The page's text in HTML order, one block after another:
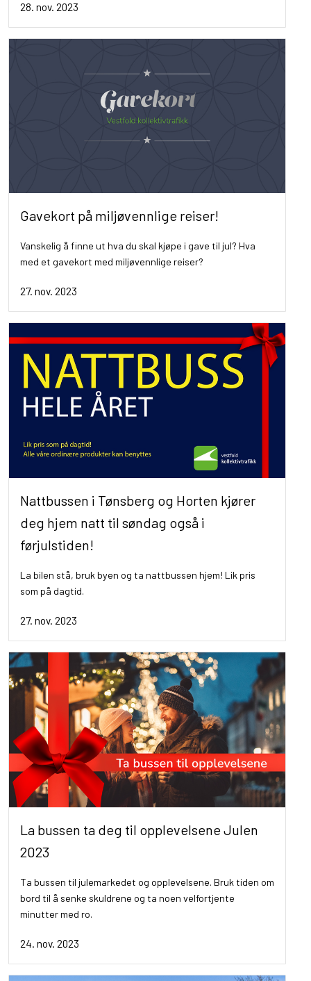
28. nov. 2023
Gavekort på miljøvennlige reiser!
Vanskelig å finne ut hva du skal kjøpe i gave til jul? Hva
med et gavekort med miljøvennlige reiser?
27. nov. 2023
Nattbussen i Tønsberg og Horten kjører
deg hjem natt til søndag også i
førjulstiden!
La bilen stå, bruk byen og ta nattbussen hjem! Lik pris
som på dagtid.
27. nov. 2023
La bussen ta deg til opplevelsene Julen
2023
Ta bussen til julemarkedet og opplevelsene. Bruk tiden om
bord til å senke skuldrene og ta noen velfortjente
minutter med ro.
24. nov. 2023